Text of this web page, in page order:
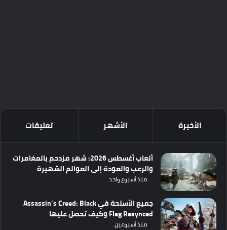
الأخيرة الأشهر تعليقات
ألعاب أغسطس 2026: شهر مزدحم بالمغامرات
والرعب والعودة إلى العوالم الشهيرة
منذ أسبوع واحد
جميع الأسلحة في Assassin’s Creed: Black
Flag Resynced وكيف تحصل عليها
منذ أسبوعين